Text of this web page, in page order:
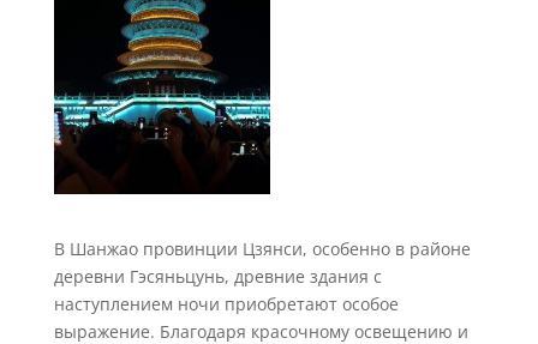
В Шанжао провинции Цзянси, особенно в районе
деревни Гэсяньцунь, древние здания с
наступлением ночи приобретают особое
выражение. Благодаря красочному освещению и